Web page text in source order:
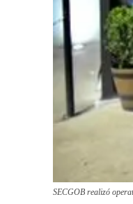
SECGOB realizó